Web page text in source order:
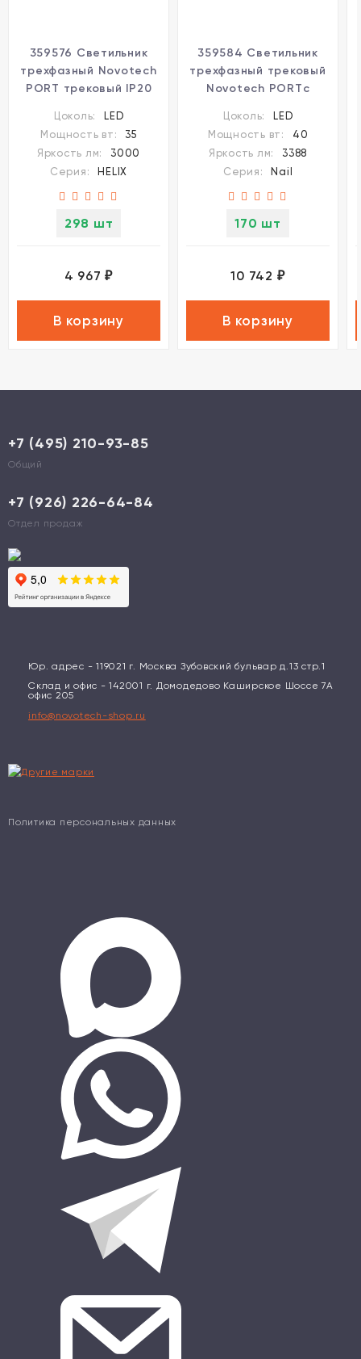
359576 Светильник
трехфазный Novotech
PORT трековый IP20
4000K 220-240V HELIX
Цоколь:
LED
Мощность вт:
35
Яркость лм:
3000
Серия:
HELIX
298 шт
4 967₽
В корзину
359584 Светильник
трехфазный трековый
Novotech PORTс
и мощности IP20 LED
Ra95 Lm3388 30-35-
40W 220-240V
3000К\4000К\5700К
NAIL
Цоколь:
LED
Мощность вт:
40
Яркость лм:
3388
Серия:
Nail
170 шт
10 742 ₽
В корзину
+7 (495) 210-93-85
Общий
+7 (926) 226-64-84
Отдел продаж
Юр. адрес - 119021 г. Москва Зубовский бульвар д.13 стр.1
Склад и офис - 142001 г. Домодедово Каширское Шоссе 7А
офис 205
info@novotech-shop.ru
Политика персональных данных